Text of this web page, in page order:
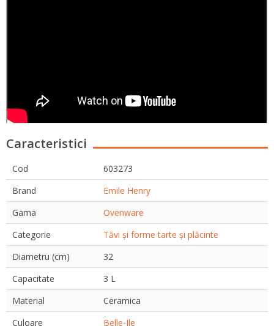
Caracteristici
Cod
603273
Brand
Emile Henry
Gama
Ovenware
Categorie
Tăvi și forme tarte și plăcinte
Diametru (cm)
32
Capacitate
3 L
Material
Ceramica
Culoare
Belle-Ile